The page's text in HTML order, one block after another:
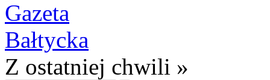
Z ostatniej chwili »